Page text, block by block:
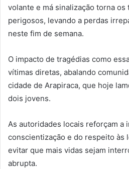
volante e má sinalização torna os
perigosos, levando a perdas
neste fim de semana.
O impacto de tragédias como
vítimas diretas, abalando
cidade de Arapiraca, que hoje
dois jovens.
As autoridades locais reforçam a
conscientização e do respeito às
evitar que mais vidas sejam
abrupta.